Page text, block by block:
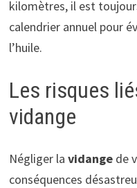
kilomètres, il est
calendrier annuel pour
l’huile.
Les risques
vidange
Négliger la vidangede
conséquences